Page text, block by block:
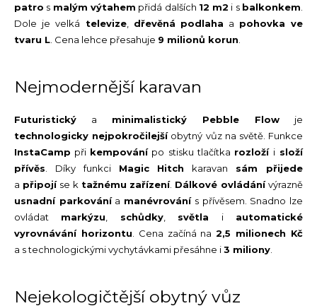
patro s malým výtahem přidá dalších 12 m2 i s balkonkem
Dole je velká televize, dřevěná podlaha a pohovka ve
tvaru L . Cena lehce přesahuje 9 milionů korun
Nejmodernější karavan
Futuristický a minimalistický Pebble Flowje
technologicky nejpokročilejšíobytný vůz na světě. Funkce
InstaCamp při kempovánípo stisku tlačítka rozloží isloží
přívěs . Díky funkci Magic Hitch karavan sám přijede
a připojíse k tažnému zařízení. Dálkové ovládánívýrazně
usnadní parkovánía manévrovánís přívěsem. Snadno lze
ovládat markýzu schůdky, světla i automatické
vyrovnávání horizontu . Cena začíná na2,5 milionech Kč
a s technologickými vychytávkami přesáhne i3 miliony
Nejekologičtější obytný vůz